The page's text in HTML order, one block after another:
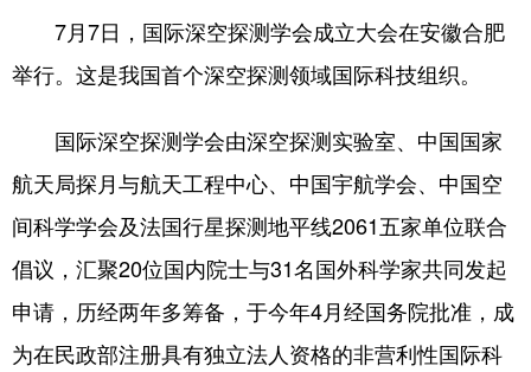
7月7日，国际深空探测学会成立大会在安徽合肥
举行。这是我国首个深空探测领域国际科技组织。
国际深空探测学会由深空探测实验室、中国国家
航天局探月与航天工程中心、中国宇航学会、中国空
间科学学会及法国行星探测地平线2061五家单位联合
倡议，汇聚20位国内院士与31名国外科学家共同发起
申请，历经两年多筹备，于今年4月经国务院批准，成
为在民政部注册具有独立法人资格的非营利性国际科